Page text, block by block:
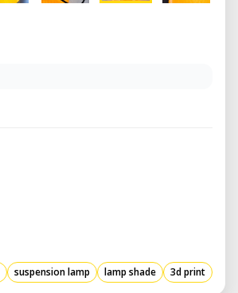
suspension lamp lamp shade 3d print